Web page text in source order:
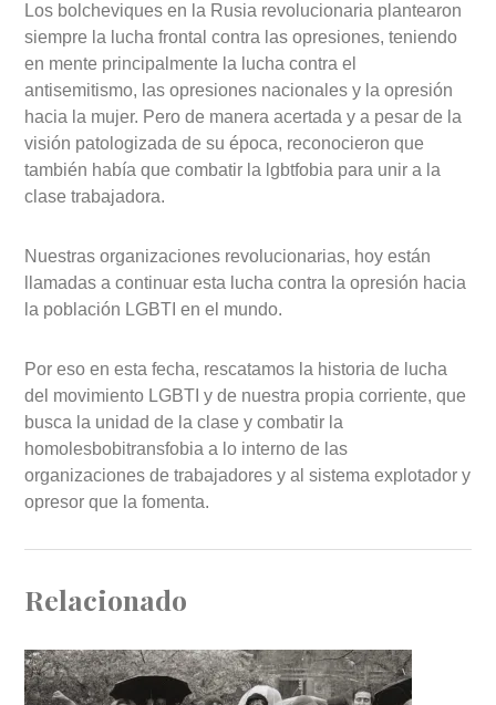
Los bolcheviques en la Rusia revolucionaria plantearon
siempre la lucha frontal contra las opresiones, teniendo
en mente principalmente la lucha contra el
antisemitismo, las opresiones nacionales y la opresión
hacia la mujer. Pero de manera acertada y a pesar de la
visión patologizada de su época, reconocieron que
también había que combatir la lgbtfobia para unir a la
clase trabajadora.
Nuestras organizaciones revolucionarias, hoy están
llamadas a continuar esta lucha contra la opresión hacia
la población LGBTI en el mundo.
Por eso en esta fecha, rescatamos la historia de lucha
del movimiento LGBTI y de nuestra propia corriente, que
busca la unidad de la clase y combatir la
homolesbobitransfobia a lo interno de las
organizaciones de trabajadores y al sistema explotador y
opresor que la fomenta.
Relacionado